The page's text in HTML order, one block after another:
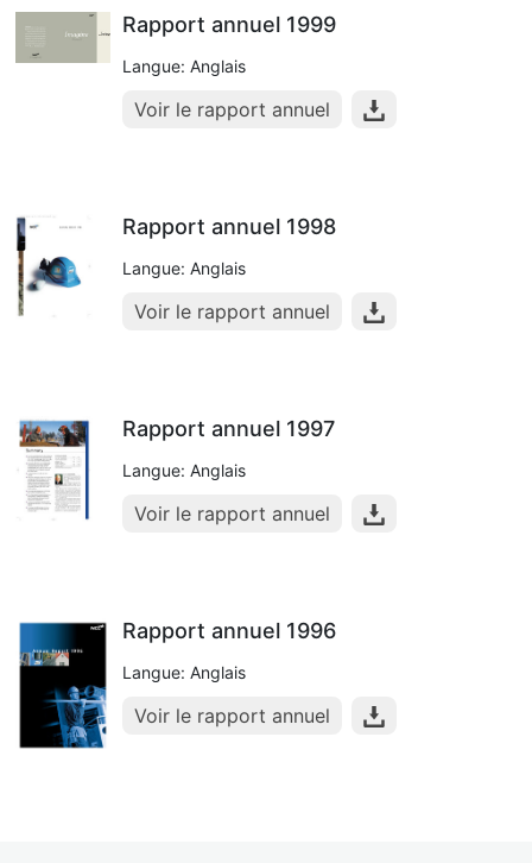
Rapport annuel 1999
Langue: Anglais
Voir le rapport annuel
Rapport annuel 1998
Langue: Anglais
Voir le rapport annuel
Rapport annuel 1997
Langue: Anglais
Voir le rapport annuel
Rapport annuel 1996
Langue: Anglais
Voir le rapport annuel